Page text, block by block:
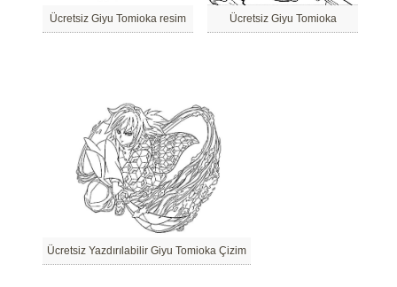
Ücretsiz Giyu Tomioka resim Ücretsiz Giyu Tomioka
Ücretsiz Yazdırılabilir Giyu Tomioka Çizim